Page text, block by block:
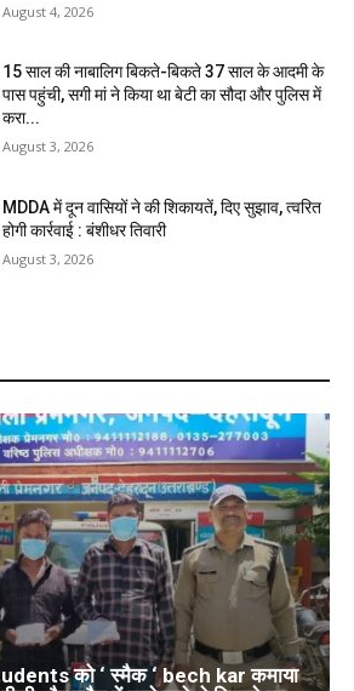
August 4, 2026
15 साल की नाबालिग बिकते-बिकते 37 साल के आदमी के
पास पहुंची, सगी मां ने किया था बेटी का सौदा और पुलिस में
करा...
August 3, 2026
MDDA में दून वासियों ने की शिकायतें, दिए सुझाव, त्वरित
होगी कार्रवाई : बंशीधर तिवारी
August 3, 2026
को ‘ स्मैक ‘ bech kar कमाया